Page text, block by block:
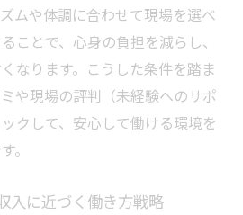
ムや体調に合わせて現場を選べ
ことで、心身の負担を減らし、
なります。こうした条件を踏ま
や現場の評判（未経験へのサポ
クして、安心して働ける環境を
。
入に近づく働き方戦略